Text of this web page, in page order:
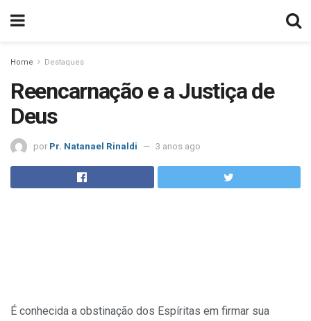
Home Destaques
Reencarnação e a Justiça de
Deus
por Pr. Natanael Rinaldi 3 anos ago
É conhecida a obstinação dos Espíritas em firmar sua